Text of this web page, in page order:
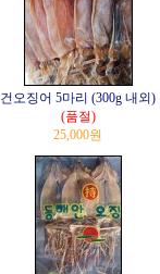
건오징어 5마리 (300g 내외)
(품절)
25,000원